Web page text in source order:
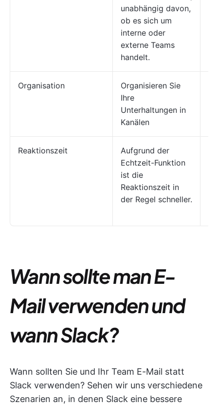
unabhängig davon,
ob es sich um
interne oder
externe Teams
handelt.
Organisation
Organisieren Sie
Ihre
Unterhaltungen in
Kanälen
Reaktionszeit
Aufgrund der
Echtzeit-Funktion
ist die
Reaktionszeit in
der Regel schneller.
Wann sollte man E-
Mail verwenden und
wann Slack?
Wann sollten Sie und Ihr Team E-Mail statt
Slack verwenden? Sehen wir uns verschiedene
Szenarien an, in denen Slack eine bessere